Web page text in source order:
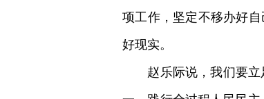
项工作，坚定不移办好
好现实。
赵乐际说，我们要立